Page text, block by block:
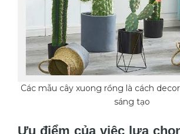
Các mẫu cây xuong rồng là cách
sáng tạo
Ưu điểm của việc lựa